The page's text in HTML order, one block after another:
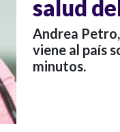
salud
Andrea
viene al país
minutos.